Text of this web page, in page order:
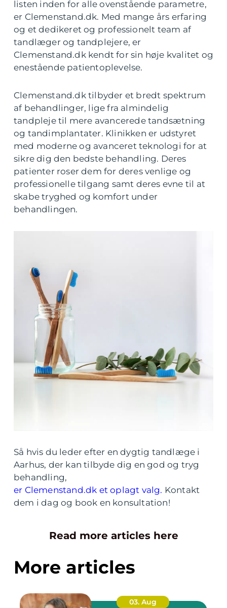
listen inden for alle ovenstående parametre,
er Clemenstand.dk. Med mange års erfaring
og et dedikeret og professionelt team af
tandlæger og tandplejere, er
Clemenstand.dk kendt for sin høje kvalitet og
enestående patientoplevelse.
Clemenstand.dk tilbyder et bredt spektrum
af behandlinger, lige fra almindelig
tandpleje til mere avancerede tandsætning
og tandimplantater. Klinikken er udstyret
med moderne og avanceret teknologi for at
sikre dig den bedste behandling. Deres
patienter roser dem for deres venlige og
professionelle tilgang samt deres evne til at
skabe tryghed og komfort under
behandlingen.
Så hvis du leder efter en dygtig tandlæge i
Aarhus, der kan tilbyde dig en god og tryg
behandling,
er Clemenstand.dk et oplagt valg. Kontakt
dem i dag og book en konsultation!
Read more articles here
More articles
03. Aug